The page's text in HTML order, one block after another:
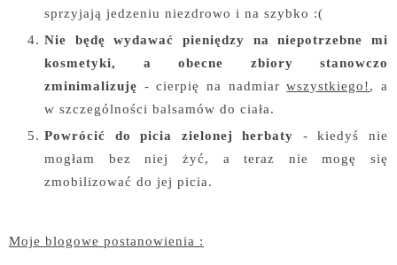
sprzyjają jedzeniu niezdrowo i na szybko :(
Nie będę wydawać pieniędzy na niepotrzebne mi
kosmetyki, a obecne zbiory stanowczo
zminimalizuję - cierpię na nadmiarwszystkiego!, a
w szczególności balsamów do ciała.
Powrócić do picia zielonej herbaty - kiedyś nie
mogłam bez niej żyć, a teraz nie mogę się
zmobilizować do jej picia.
Moje blogowe postanowienia :